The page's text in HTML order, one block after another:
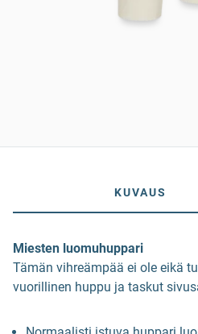
KUVAUS
Miesten luomuhuppari
Tämän vihreämpää ei ole eikä
vuorillinen huppu ja taskut